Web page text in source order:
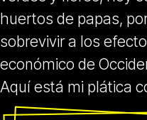
huertos de papas,
sobrevivir a los
económico de
Aquí está mi plática